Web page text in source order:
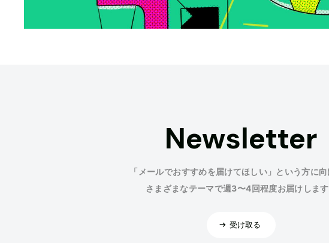
Newsletter
「メールでおすすめを届けてほしい」という方に向
さまざまなテーマで週3〜4回程度お届けします
受け取る